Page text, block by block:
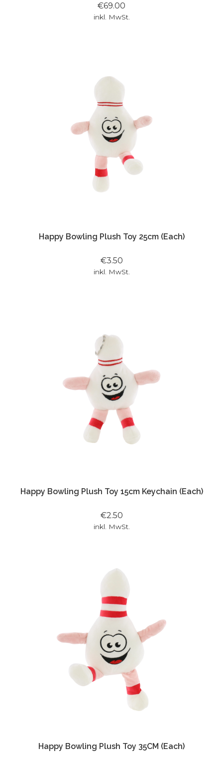
€69.00
inkl. MwSt.
Happy Bowling Plush Toy 25cm (Each)
€3.50
inkl. MwSt.
Happy Bowling Plush Toy 15cm Keychain (Each)
€2.50
inkl. MwSt.
Happy Bowling Plush Toy 35CM (Each)